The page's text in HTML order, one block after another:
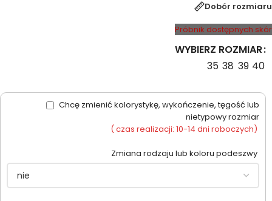
Dobór rozmiaru
Próbnik dostępnych skór
WYBIERZ ROZMIAR
35 38 39 40
Chcę zmienić kolorystykę, wykończenie, tęgość lub
nietypowy rozmiar
( czas realizacji: 10-14 dni roboczych)
Zmiana rodzaju lub koloru podeszwy